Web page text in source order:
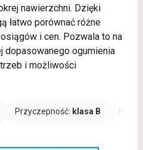
nawierzchni. Dzięki
łatwo porównać różne
i cen. Pozwala to na
dopasowanego ogumienia
i możliwości
Przyczepność: klasa B